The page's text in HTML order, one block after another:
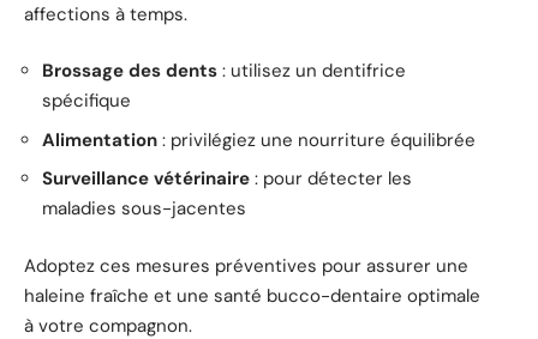
affections à temps.
Brossage des dents : utilisez un dentifrice
spécifique
Alimentation : privilégiez une nourriture équilibrée
Surveillance vétérinaire : pour détecter les
maladies sous-jacentes
Adoptez ces mesures préventives pour assurer une
haleine fraîche et une santé bucco-dentaire optimale
à votre compagnon.